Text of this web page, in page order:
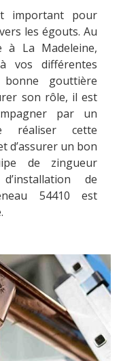
important pour
les égouts. Au
à La Madeleine,
vos différentes
gouttière
son rôle, il est
par un
réaliser cette
d’assurer un bon
de zingueur
de
54410 est